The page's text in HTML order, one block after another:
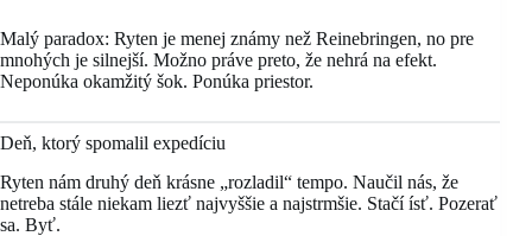
Malý paradox: Ryten je menej známy než Reinebringen, no pre
mnohých je silnejší. Možno práve preto, že nehrá na efekt.
Neponúka okamžitý šok. Ponúka priestor.
Deň, ktorý spomalil expedíciu
Ryten nám druhý deň krásne „rozladil“ tempo. Naučil nás, že
netreba stále niekam liezť najvyššie a najstrmšie. Stačí ísť. Pozerať
sa. Byť.